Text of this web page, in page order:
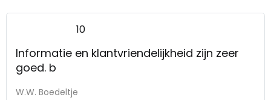
10
Informatie en klantvriendelijkheid zijn zeer
goed. b
W.W. Boedeltje